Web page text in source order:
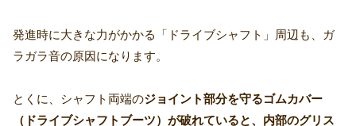
発進時に大きな力がかかる「ドライブシャフト」周辺も、ガ
ラガラ音の原因になります。
とくに、シャフト両端のジョイント部分を守るゴムカバー
（ドライブシャフトブーツ）が破れていると、内部のグリス